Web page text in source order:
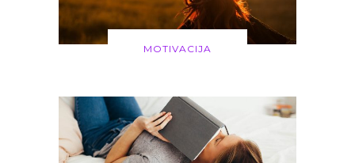
MOTIVACIJA